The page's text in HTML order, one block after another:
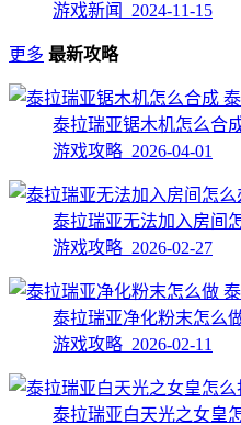
游戏新闻 2024-11-15
更多 最新攻略
泰拉瑞亚锯木机怎么合
游戏攻略 2026-04-01
泰拉瑞亚无法加入房间
游戏攻略 2026-02-27
泰拉瑞亚净化粉末怎么
游戏攻略 2026-02-11
泰拉瑞亚白天光之女皇